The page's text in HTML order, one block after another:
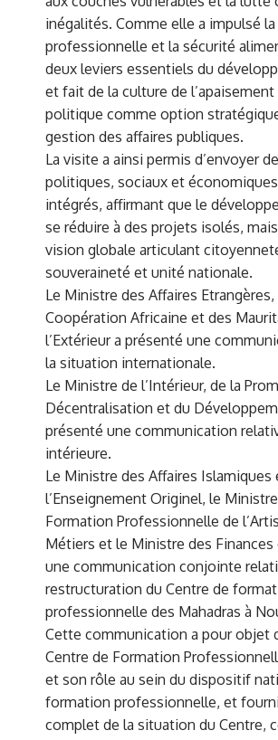
inégalités. Comme elle a impulsé
professionnelle et la sécurité
deux leviers essentiels du
et fait de la culture de
politique comme option
gestion des affaires publiques.
La visite a ainsi permis d’envoyer
politiques, sociaux et
intégrés, affirmant que le
se réduire à des projets isolés,
vision globale articulant
souveraineté et unité nationale.
Le Ministre des Affaires Etrangères,
Coopération Africaine et des
l’Extérieur a présenté une
la situation internationale.
Le Ministre de l’Intérieur, de la
Décentralisation et du
présenté une communication
intérieure.
Le Ministre des Affaires Islamiques
l’Enseignement Originel, le
Formation Professionnelle de
Métiers et le Ministre des
une communication conjointe
restructuration du Centre de
professionnelle des Mahadras à
Cette communication a pour objet
Centre de Formation
et son rôle au sein du dispositif
formation professionnelle, et
complet de la situation du Centre,